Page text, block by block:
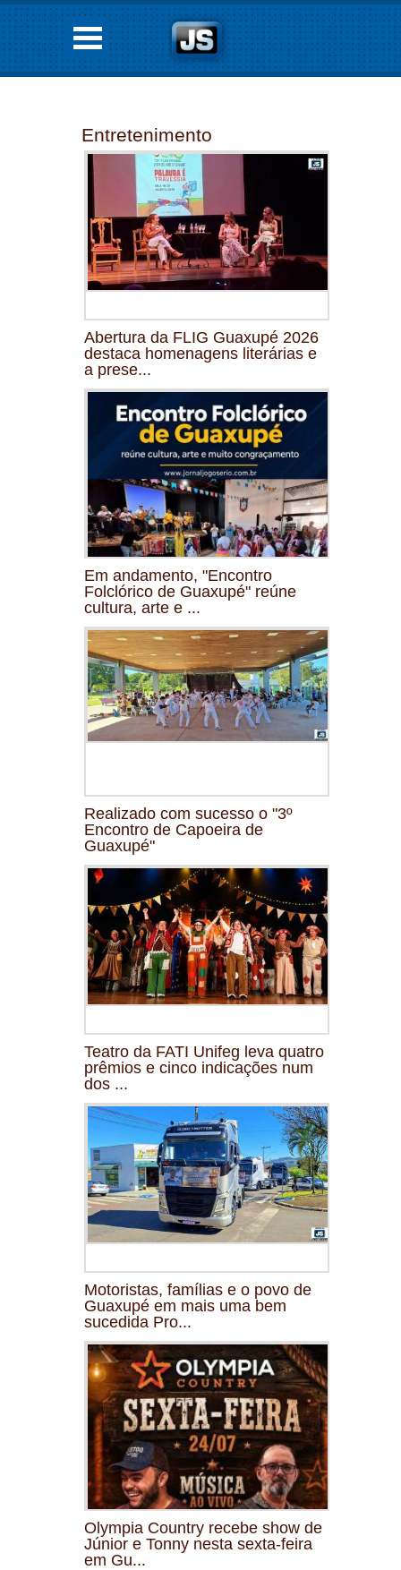
Entretenimento
Abertura da FLIG Guaxupé 2026
destaca homenagens literárias e
a prese...
Em andamento, "Encontro
Folclórico de Guaxupé" reúne
cultura, arte e ...
Realizado com sucesso o "3º
Encontro de Capoeira de
Guaxupé"
Teatro da FATI Unifeg leva quatro
prêmios e cinco indicações num
dos ...
Motoristas, famílias e o povo de
Guaxupé em mais uma bem
sucedida Pro...
Olympia Country recebe show de
Júnior e Tonny nesta sexta-feira
em Gu...